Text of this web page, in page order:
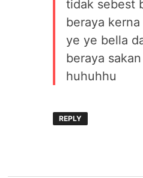
tidak sebest
beraya
ye ye bella
beraya
huhuhhu
REPLY